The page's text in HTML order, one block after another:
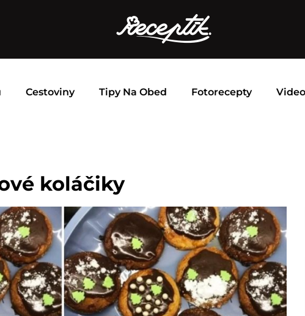
Cestoviny Tipy Na Obed Fotorecepty
koláčiky